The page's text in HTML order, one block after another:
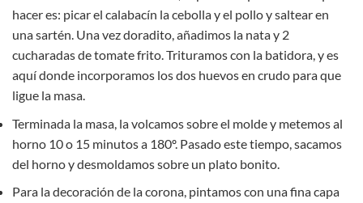
hacer es: picar el calabacín la cebolla y el pollo y saltear en
una sartén. Una vez doradito, añadimos la nata y 2
cucharadas de tomate frito. Trituramos con la batidora, y es
aquí donde incorporamos los dos huevos en crudo para que
ligue la masa.
Terminada la masa, la volcamos sobre el molde y metemos al
horno 10 o 15 minutos a 180º. Pasado este tiempo, sacamos
del horno y desmoldamos sobre un plato bonito.
Para la decoración de la corona, pintamos con una fina capa